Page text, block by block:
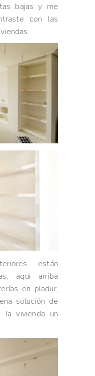
bajas y me
con las
están
aqui arriba
en pladur,
solución de
vivienda un